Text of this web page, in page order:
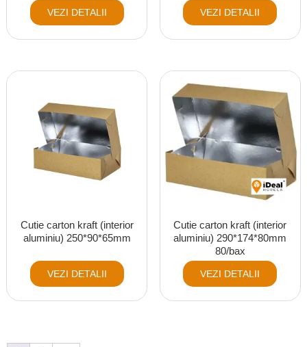
VEZI DETALII VEZI DETALII
Cutie carton kraft (interior
aluminiu) 250*90*65mm
VEZI DETALII
Cutie carton kraft (interior
aluminiu) 290*174*80mm
80/bax
VEZI DETALII